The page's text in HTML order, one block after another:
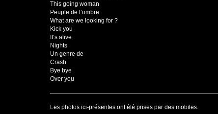
This going woman
Peuple de l’ombre
What are we looking for ?
Kick you
It’s alive
Nights
Un genre de
Crash
Bye bye
Over you
Les photos ici-présentes ont été prises par des mobiles.